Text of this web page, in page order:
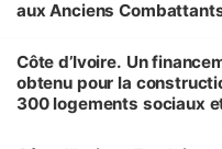
aux Anciens
Côte d’Ivoire. Un
obtenu pour la
300 logements sociaux